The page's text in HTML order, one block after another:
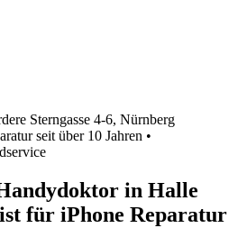
Sterngasse 4-6, Nürnberg
seit über 10 Jahren •
in Halle
für iPhone Reparatur